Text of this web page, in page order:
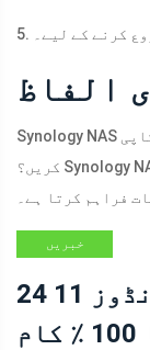
کرنے کے لیے۔
الفاظ
Synology NAS سے فائلوں کو بیرونی ہارڈ ڈرائیو میں کیسے کاپی
کریں؟ Synology NAS میں بیرونی ڈرائیو کا بیک اپ کیسے لیا
فراہم کرتا ہے۔
خبریں
ونڈوز 11 24H2 کو ٹھیک کرنے کے لئے